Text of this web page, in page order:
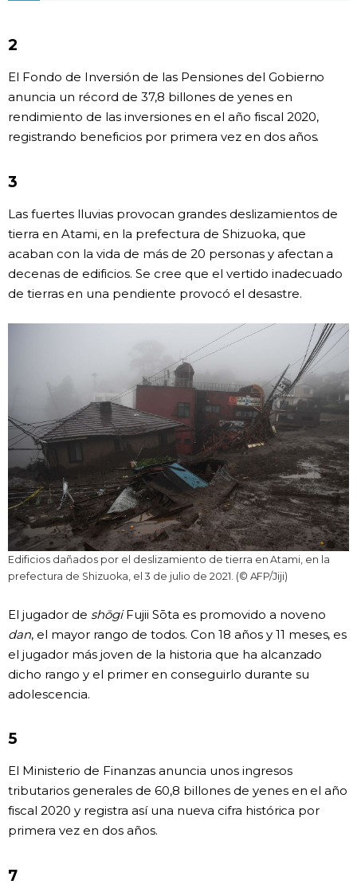
Gente
Blog
Avisos
2
El Fondo de Inversión de las Pensiones del Gobierno
anuncia un récord de 37,8 billones de yenes en
rendimiento de las inversiones en el año fiscal 2020,
registrando beneficios por primera vez en dos años.
3
Las fuertes lluvias provocan grandes deslizamientos de
tierra en Atami, en la prefectura de Shizuoka, que
acaban con la vida de más de 20 personas y afectan a
decenas de edificios. Se cree que el vertido inadecuado
de tierras en una pendiente provocó el desastre.
Edificios dañados por el deslizamiento de tierra en Atami, en la
prefectura de Shizuoka, el 3 de julio de 2021. (© AFP/Jiji)
El jugador de shōgiFujii Sōta es promovido a noveno
dan, el mayor rango de todos. Con 18 años y 11 meses, es
el jugador más joven de la historia que ha alcanzado
dicho rango y el primer en conseguirlo durante su
adolescencia.
5
El Ministerio de Finanzas anuncia unos ingresos
tributarios generales de 60,8 billones de yenes en el año
fiscal 2020 y registra así una nueva cifra histórica por
primera vez en dos años.
7